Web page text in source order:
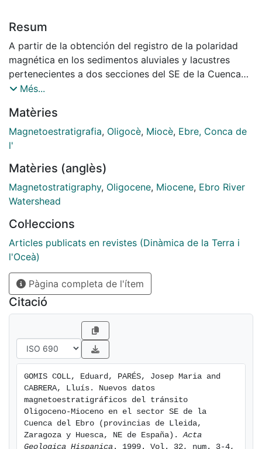
Resum
A partir de la obtención del registro de la polaridad
magnética en los sedimentos aluviales y lacustres
pertenecientes a dos secciones del SE de la Cuenca
del Ebro (Mina Pilar y Valcuerna, situadas en el Valle
realizado una correlación magnetobioestratigráfica
con el objetivo de precisar el tránsito Oligoceno-
Mioceno establecido antenormente en este sector de
paleomagnético de las dos sucesiones elegidas y,
posteriormente, se desmagnetizaron, térmicamente o
por campos altemantes, un mínimo de dos
determinar la polaridad magnética de cada estación.
Los resultados obtenidos permitieron complementar la
sección de Torrente de Cinca anteriormente estudiada,
realizar una correlación con la ETPG (Escala Temporal
de Polaridad Geomagnetica) y datar las sucesiones
elegidas.
Més...
Matèries
Magnetoestratigrafia, Oligocè, Miocè, Ebre, Conca de
l'
Matèries (anglès)
Magnetostratigraphy, Oligocene, Miocene, Ebro River
Watershead
Col·leccions
Articles publicats en revistes (Dinàmica de la Terra i
l'Oceà)
Pàgina completa de l'ítem
Citació
GOMIS COLL, Eduard, PARÉS, Josep Maria and
CABRERA, Lluís. Nuevos datos
magnetoestratigráficos del tránsito
Oligoceno-Mioceno en el sector SE de la
Cuenca del Ebro (provincias de Lleida,
Zaragoza y Huesca, NE de España). Acta
Geologica Hispanica . 1999. Vol. 32, num. 3-4,